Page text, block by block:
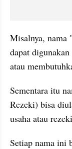
Misalnya, nama
dapat
atau
Sementara itu
Rezeki) bisa
usaha atau
Setiap nama ini